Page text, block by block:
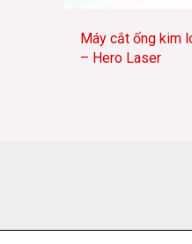
Máy cắt ống kim
– Hero Laser